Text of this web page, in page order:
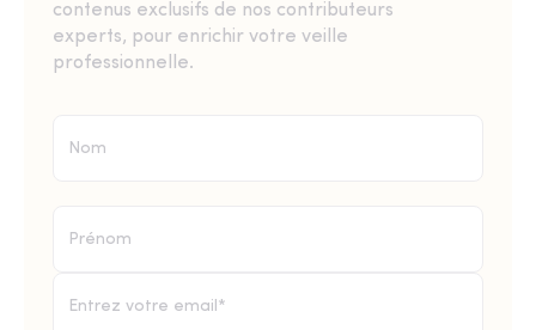
contenus exclusifs de nos contributeurs
experts, pour enrichir votre veille
professionnelle.